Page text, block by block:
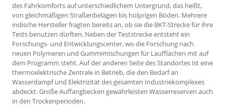
des Fahrkomforts auf unterschiedlichem Untergrund, das heißt,
von gleichmäßigen Straßenbelägen bis holprigen Böden. Mehrere
indische Hersteller fragten bereits an, ob sie die BKT-Strecke für ihre
Tests benutzen dürften. Neben der Teststrecke entsteht ein
Forschungs- und Entwicklungscenter, wo die Forschung nach
neuen Polymeren und Gummimischungen für Laufflächen mit auf
dem Programm steht. Auf der anderen Seite des Standortes ist eine
thermoelektrische Zentrale in Betrieb, die den Bedarf an
Wasserdampf und Elektrizität des gesamten Industriekomplexes
abdeckt. Große Auffangbecken gewährleisten Wasserreserven auch
in den Trockenperioden.